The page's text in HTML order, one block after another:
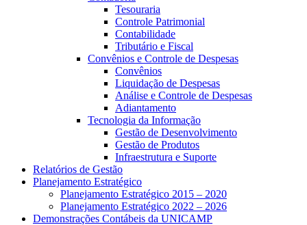
Tesouraria
Controle Patrimonial
Contabilidade
Tributário e Fiscal
Convênios e Controle de Despesas
Convênios
Liquidação de Despesas
Análise e Controle de Despesas
Adiantamento
Tecnologia da Informação
Gestão de Desenvolvimento
Gestão de Produtos
Infraestrutura e Suporte
Relatórios de Gestão
Planejamento Estratégico
Planejamento Estratégico 2015 – 2020
Planejamento Estratégico 2022 – 2026
Demonstrações Contábeis da UNICAMP